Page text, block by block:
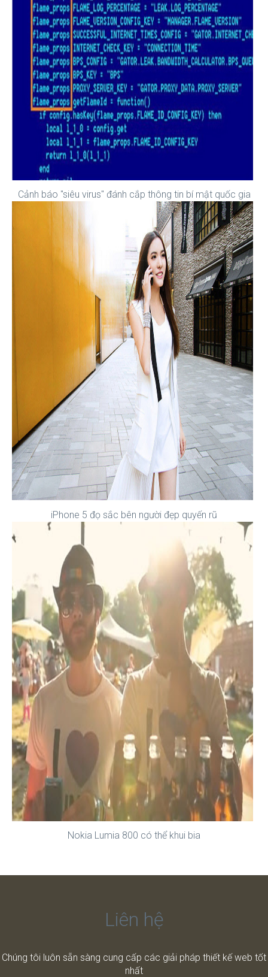
Cảnh báo "siêu virus" đánh cắp thông tin bí mật quốc gia
iPhone 5 đọ sắc bên người đẹp quyến rũ
Nokia Lumia 800 có thể khui bia
Liên hệ
Chúng tôi luôn sẵn sàng cung cấp các giải pháp thiết kế web tốt
nhất